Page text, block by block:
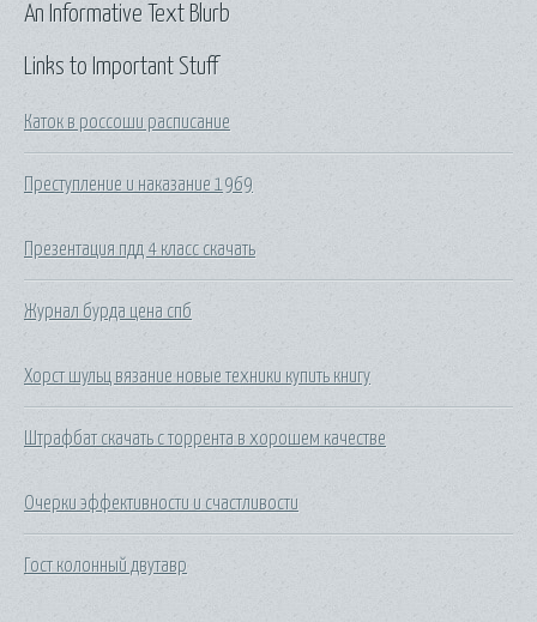
Links to Important Stuff
Каток в россоши расписание
Преступление и наказание 1969
Презентация пдд 4 класс скачать
Журнал бурда цена спб
Хорст шульц вязание новые техники купить книгу
Штрафбат скачать с торрента в хорошем качестве
Очерки эффективности и счастливости
Гост колонный двутавр
An Informative Text Blurb